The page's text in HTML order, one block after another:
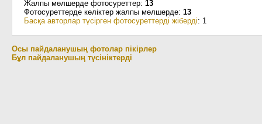
Жалпы мөлшерде фотосуреттер: 13
Фотосуреттерде көліктер жалпы мөлшерде: 13
Басқа авторлар түсірген фотосуреттерді жіберді: 1
Осы пайдаланушың фотолар пікірлер
Бұл пайдаланушың түсініктерді